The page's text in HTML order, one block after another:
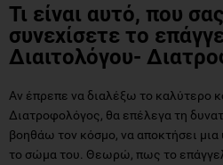
Τι είναι αυτό, που
συνεχίσετε το
Διαιτολόγου-
Αν έπρεπε να διαλέξω το καλύτερο
Διατροφολόγος, θα επέλεγα τη
βοηθάω τον κόσμο, να αποκτήσει μια
το σώμα του. Θεωρώ, πως το